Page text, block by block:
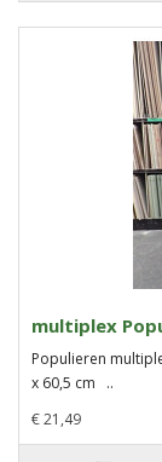
multiplex
Populieren
x 60,5 cm ..
€ 21,49